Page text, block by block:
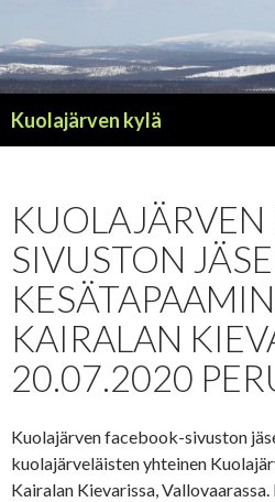
Kuolajärven kylä
SIVUSTON
KAIRALAN
20.07.2020
Kuolajärven facebook-sivuston
kuolajärveläisten yhteinen
Kairalan Kievarissa,